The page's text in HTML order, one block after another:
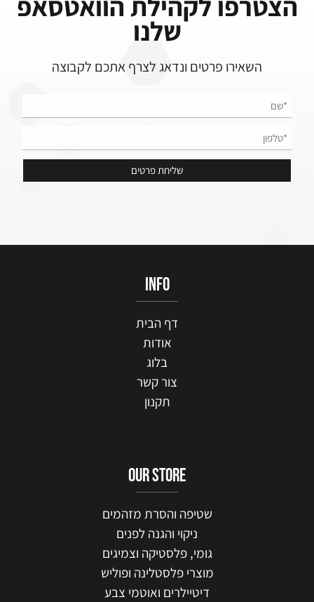
שלנו
השאירו פרטים ונדאג לצרף אתכם לקבוצה
info
דף הבית
אודות
בלוג
צור קשר
תקנון
our STORE
שטיפה והסרת מזהמים
ניקוי והגנה לפנים
גומי, פלסטיקה וצמיגים
מוצרי פלסטלינה ופוליש
דיטיילרים ואוטמי צבע